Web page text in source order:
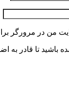
من در مرورگر
باشید تا قادر به